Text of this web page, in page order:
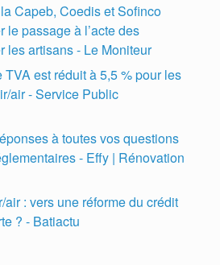
Capeb, Coedis et Sofinco
le passage à l’acte des
les artisans - Le Moniteur
est réduit à 5,5 % pour les
air - Service Public
à toutes vos questions
- Effy | Rénovation
: vers une réforme du crédit
? - Batiactu